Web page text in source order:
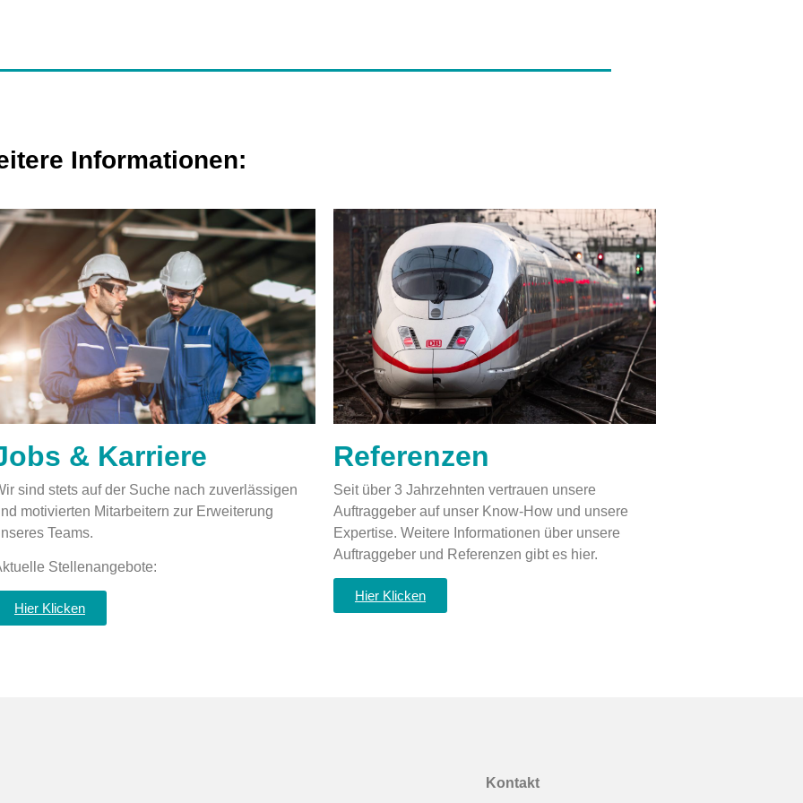
Informationen:
& Karriere
sind stets auf der Suche nach zuverlässigen
motivierten Mitarbeitern zur Erweiterung
Teams.
Stellenangebote:
Hier Klicken
Referenzen
Seit über 3 Jahrzehnten vertrauen unsere
Auftraggeber auf unser Know-How und unsere
Expertise. Weitere Informationen über unsere
Auftraggeber und Referenzen gibt es hier.
Hier Klicken
Kontakt